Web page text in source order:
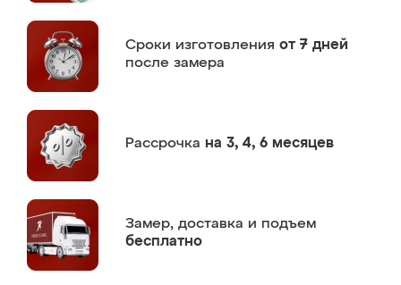
Сроки изготовления от 7 дней
после замера
Рассрочка на 3, 4, 6 месяцев
Замер, доставка и подъем
бесплатно